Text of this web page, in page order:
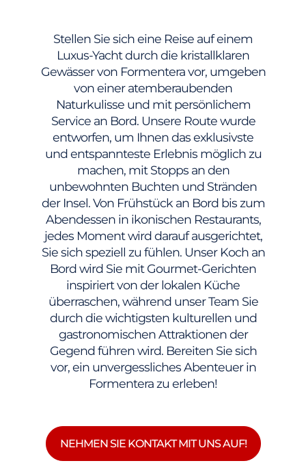
Stellen Sie sich eine Reise auf einem
Luxus-Yacht durch die kristallklaren
Gewässer von Formentera vor, umgeben
von einer atemberaubenden
Naturkulisse und mit persönlichem
Service an Bord. Unsere Route wurde
entworfen, um Ihnen das exklusivste
und entspannteste Erlebnis möglich zu
machen, mit Stopps an den
unbewohnten Buchten und Stränden
der Insel. Von Frühstück an Bord bis zum
Abendessen in ikonischen Restaurants,
jedes Moment wird darauf ausgerichtet,
Sie sich speziell zu fühlen. Unser Koch an
Bord wird Sie mit Gourmet-Gerichten
inspiriert von der lokalen Küche
überraschen, während unser Team Sie
durch die wichtigsten kulturellen und
gastronomischen Attraktionen der
Gegend führen wird. Bereiten Sie sich
vor, ein unvergessliches Abenteuer in
Formentera zu erleben!
NEHMEN SIE KONTAKT MIT UNS AUF!